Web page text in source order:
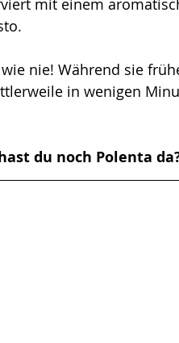
mit einem
nie! Während sie
in wenigen
du noch Polenta